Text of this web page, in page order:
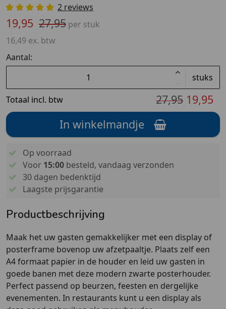
2 reviews
19,95 27,95 per stuk
16,49 ex. btw
Aantal:
stuks
Totaal incl. btw 27,95 19,95
In winkelmandje
Op voorraad
Voor 15:00besteld, vandaag verzonden
30 dagen bedenktijd
Laagste prijsgarantie
Productbeschrijving
Maak het uw gasten gemakkelijker met een display of
posterframe bovenop uw afzetpaaltje. Plaats zelf een
A4 formaat papier in de houder en leid uw gasten in
goede banen met deze modern zwarte posterhouder.
Perfect passend op beurzen, feesten en dergelijke
evenementen. In restaurants kunt u een display als